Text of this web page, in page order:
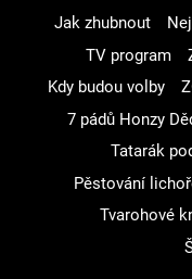
Jak zhubnout
TV program
Kdy budou volby
7 pádů Honzy
Tatarák
Pěstování
Tvarohové